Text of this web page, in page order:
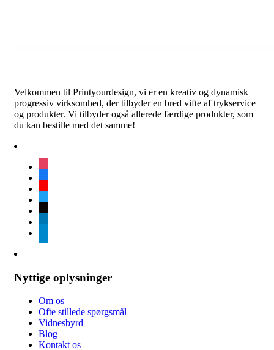
Velkommen til Printyourdesign, vi er en kreativ og dynamisk
progressiv virksomhed, der tilbyder en bred vifte af trykservice
og produkter. Vi tilbyder også allerede færdige produkter, som
du kan bestille med det samme!
Nyttige oplysninger
Om os
Ofte stillede spørgsmål
Vidnesbyrd
Blog
Kontakt os